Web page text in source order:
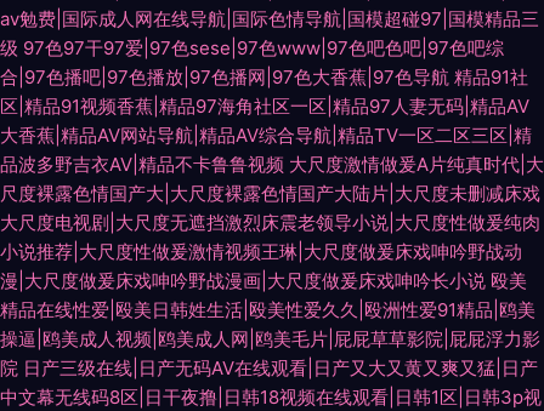
av勉费|国际成人网在线导航|国际色情导航|国模超碰97|国模精品三
级 97色97干97爱|97色sese|97色www|97色吧色吧|97色吧综
合|97色播吧|97色播放|97色播网|97色大香蕉|97色导航 精品91社
区|精品91视频香蕉|精品97海角社区一区|精品97人妻无码|精品AV
大香蕉|精品AV网站导航|精品AV综合导航|精品TV一区二区三区|精
品波多野吉衣AV|精品不卡鲁鲁视频 大尺度激情做爰A片纯真时代|大
尺度裸露色情国产大|大尺度裸露色情国产大陆片|大尺度未删减床戏
大尺度电视剧|大尺度无遮挡激烈床震老领导小说|大尺度性做爰纯肉
小说推荐|大尺度性做爰激情视频王琳|大尺度做爰床戏呻吟野战动
漫|大尺度做爰床戏呻吟野战漫画|大尺度做爰床戏呻吟长小说 殴美
精品在线性爱|殴美日韩姓生活|殴美性爱久久|殴洲性爱91精品|鸥美
操逼|鸥美成人视频|鸥美成人网|鸥美毛片|屁屁草草影院|屁屁浮力影
院 日产三级在线|日产无码AV在线观看|日产又大又黄又爽又猛|日产
中文幕无线码8区|日干夜撸|日韩18视频在线观看|日韩1区|日韩3p视